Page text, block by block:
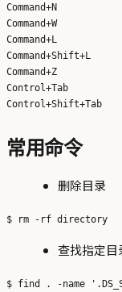
Command+N
Command+W
Command+L
Command+Shift+L
Command+Z
Control+Tab
常用命令
删除目录
查找指定目
$ find . -name